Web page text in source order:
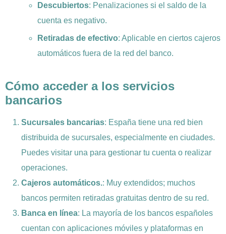
Descubiertos: Penalizaciones si el saldo de la
cuenta es negativo.
Retiradas de efectivo: Aplicable en ciertos cajeros
automáticos fuera de la red del banco.
Cómo acceder a los servicios
bancarios
Sucursales bancarias: España tiene una red bien
distribuida de sucursales, especialmente en ciudades.
Puedes visitar una para gestionar tu cuenta o realizar
operaciones.
Cajeros automáticos.: Muy extendidos; muchos
bancos permiten retiradas gratuitas dentro de su red.
Banca en línea: La mayoría de los bancos españoles
cuentan con aplicaciones móviles y plataformas en